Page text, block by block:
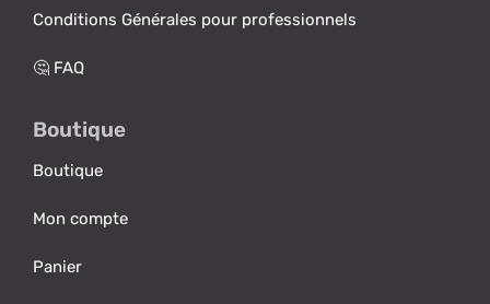
Conditions Générales pour professionnels
🤔 FAQ
Boutique
Boutique
Mon compte
Panier